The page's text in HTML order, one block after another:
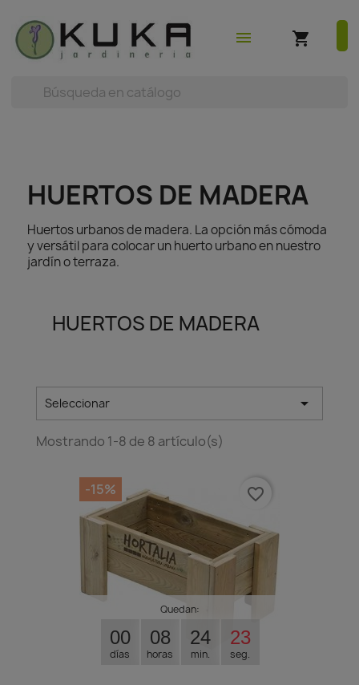
 (0)

menu
shopping_cart
HUERTOS DE MADERA
Huertos urbanos de madera. La opción más cómoda
y versátil para colocar un huerto urbano en nuestro
jardín o terraza.
HUERTOS DE MADERA
Seleccionar 
Mostrando 1-8 de 8 artículo(s)
Quedan:
00
días
08
horas
24
min.
23
seg.
-15% favorite_border